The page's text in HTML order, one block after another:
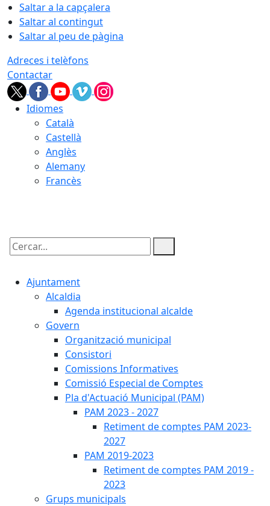
Saltar a la capçalera
Saltar al contingut
Saltar al peu de pàgina
Adreces i telèfons
Contactar
Idiomes
Català
Castellà
Anglès
Alemany
Francès
Cercar:
Ajuntament
Alcaldia
Agenda institucional alcalde
Govern
Organització municipal
Consistori
Comissions Informatives
Comissió Especial de Comptes
Pla d'Actuació Municipal (PAM)
PAM 2023 - 2027
Retiment de comptes PAM 2023-
2027
PAM 2019-2023
Retiment de comptes PAM 2019 -
2023
Grups municipals